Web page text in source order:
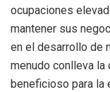
ocupaciones
mantener sus
en el desarrollo de
menudo conlleva la
beneficioso para la